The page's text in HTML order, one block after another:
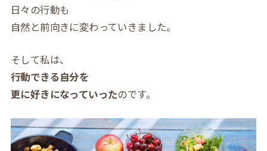
日々の行動も
自然と前向きに変わっていきました。
そして私は、
行動できる自分を
更に好きになっていったのです。